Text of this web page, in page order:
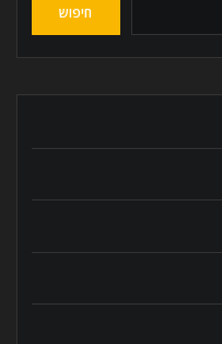
חיפוש